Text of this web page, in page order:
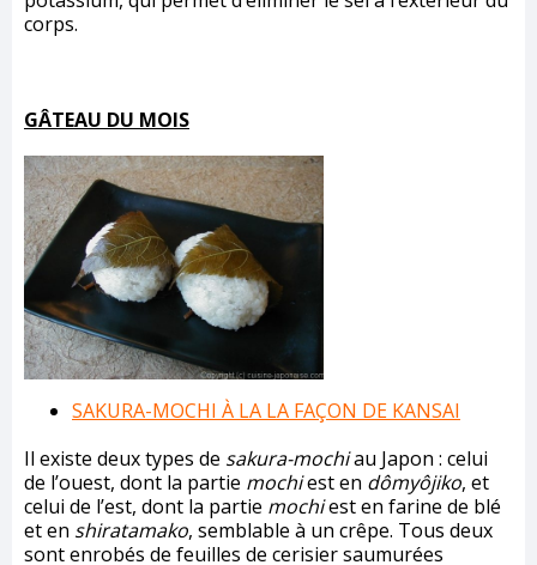
corps.
GÂTEAU DU MOIS
SAKURA-MOCHI À LA LA FAÇON DE KANSAI
Il existe deux types de sakura-mochiau Japon : celui
de l’ouest, dont la partie mochiest en dômyôjiko, et
celui de l’est, dont la partie mochiest en farine de blé
et en shiratamako, semblable à un crêpe. Tous deux
sont enrobés de feuilles de cerisier saumurées